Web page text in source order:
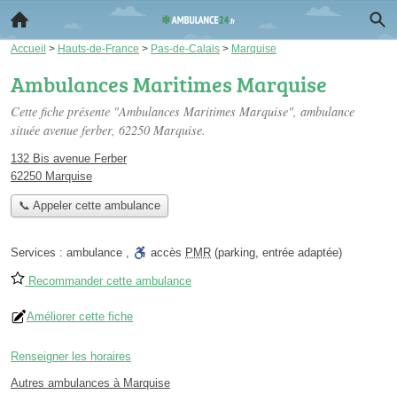
Accueil > Hauts-de-France > Pas-de-Calais > Marquise
Ambulances Maritimes Marquise
Cette fiche présente "Ambulances Maritimes Marquise", ambulance
située avenue ferber, 62250 Marquise.
132 Bis avenue Ferber
62250 Marquise
📞 Appeler cette ambulance
Services : ambulance , accès PMR (parking, entrée adaptée)
Recommander cette ambulance
Améliorer cette fiche
Renseigner les horaires
Autres ambulances à Marquise